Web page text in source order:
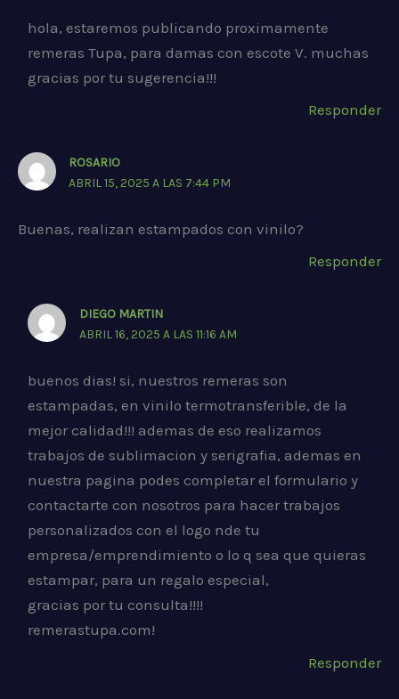
hola, estaremos publicando proximamente
remeras Tupa, para damas con escote V. muchas
gracias por tu sugerencia!!!
Responder
ROSARIO
ABRIL 15, 2025 A LAS 7:44 PM
Buenas, realizan estampados con vinilo?
Responder
DIEGO MARTIN
ABRIL 16, 2025 A LAS 11:16 AM
buenos dias! si, nuestros remeras son
estampadas, en vinilo termotransferible, de la
mejor calidad!!! ademas de eso realizamos
trabajos de sublimacion y serigrafia, ademas en
nuestra pagina podes completar el formulario y
contactarte con nosotros para hacer trabajos
personalizados con el logo nde tu
empresa/emprendimiento o lo q sea que quieras
estampar, para un regalo especial,
gracias por tu consulta!!!!
remerastupa.com!
Responder